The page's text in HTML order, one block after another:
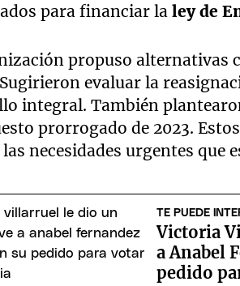
para financiar laley de
propuso alternativas
evaluar la
integral. También
prorrogado de 2023.
necesidades urgentes que
TE PUEDE
Victoria
a Anabel
pedido